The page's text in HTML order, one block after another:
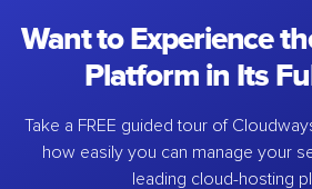
Want to Experience
Platform in Its
Take a FREE guided tour of
how easily you can manage your
leading cloud-hosting